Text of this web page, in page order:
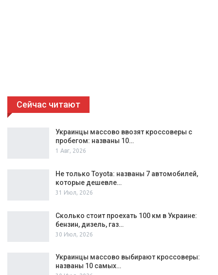
Сейчас читают
Украинцы массово ввозят кроссоверы с
пробегом: названы 10…
1 Авг, 2026
Не только Toyota: названы 7 автомобилей,
которые дешевле…
31 Июл, 2026
Сколько стоит проехать 100 км в Украине:
бензин, дизель, газ…
30 Июл, 2026
Украинцы массово выбирают кроссоверы:
названы 10 самых…